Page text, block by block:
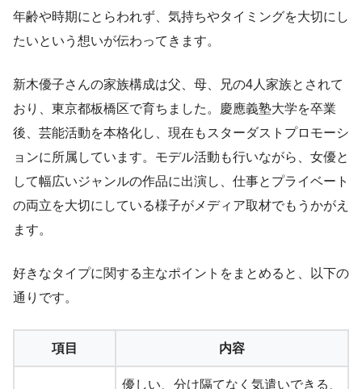
年齢や時期にとらわれず、気持ちやタイミングを大切にし
たいという想いが伝わってきます。
新木優子さんの家族構成は父、母、兄の4人家族とされて
おり、東京都板橋区で育ちました。慶應義塾大学を卒業
後、芸能活動を本格化し、現在もスターダストプロモーシ
ョンに所属しています。モデル活動も行いながら、女優と
して幅広いジャンルの作品に出演し、仕事とプライベート
の両立を大切にしている様子がメディア取材でもうかがえ
ます。
好きなタイプに関する主なポイントをまとめると、以下の
通りです。
項目 内容
優しい、分け隔てなく気遣いできる、